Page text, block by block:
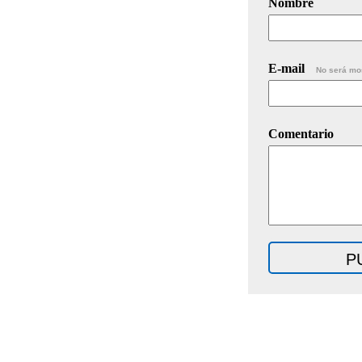
E-mail No será
Comentario